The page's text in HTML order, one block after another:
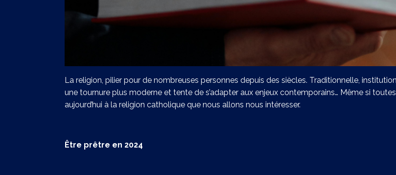
La religion, pilier pour de nombreuses personnes depuis des siècles. Traditionnelle,
une tournure plus moderne et tente de s’adapter aux enjeux contemporains… Même si
aujourd’hui à la religion catholique que nous allons nous intéresser.
Être prêtre en 2024